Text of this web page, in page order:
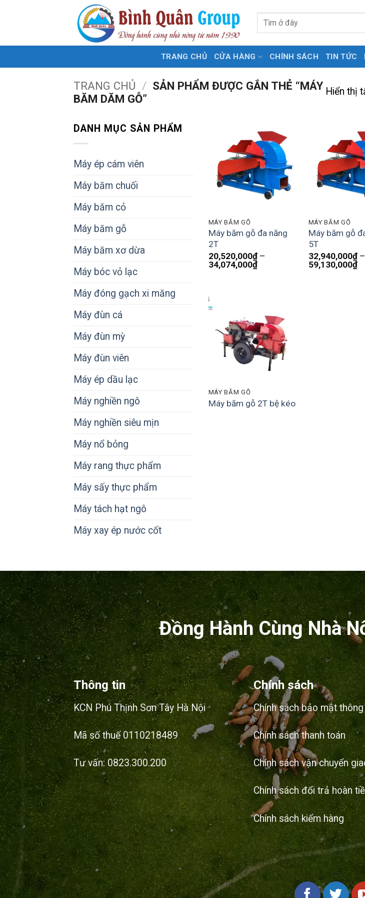
Tìm
TRANG CHỦ CỬA HÀNG CHÍNH SÁCH TIN TỨC
TRANG CHỦ / SẢN PHẨM ĐƯỢC GẮN THẺ “MÁY
BĂM DĂM GỖ”
Hiển thị
DANH MỤC SẢN PHẨM
Máy ép cám viên
Máy băm chuối
Máy băm cỏ
Máy băm gỗ
Máy băm xơ dừa
Máy bóc vỏ lạc
Máy đóng gạch xi măng
Máy đùn cá
Máy đùn mỳ
Máy đùn viên
Máy ép dầu lạc
Máy nghiền ngô
Máy nghiền siêu mịn
Máy nổ bỏng
Máy rang thực phẩm
Máy sấy thực phẩm
Máy tách hạt ngô
Máy xay ép nước cốt
MÁY BĂM GỖ
Máy băm gỗ đa năng
2T
20,520,000₫ –
34,074,000₫Khoảng
MÁY BĂM GỖ
Máy băm gỗ
5T
32,940,000₫ –
59,130,000₫
MÁY BĂM GỖ
Máy băm gỗ 2T bệ kéo
Đồng Hành Cùng Nhà
Thông tin
KCN Phú Thịnh Sơn Tây Hà Nội
Mã số thuế 0110218489
Tư vấn: 0823.300.200
Chính sách
Chính sách bảo mật
Chính sách thanh toán
Chính sách vận chuyển
Chính sách đổi trả hoàn
Chính sách kiểm hàng